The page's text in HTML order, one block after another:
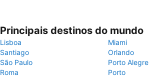
Principais destinos do mundo
Lisboa
Miami
Santiago
Orlando
São Paulo
Porto Alegre
Roma
Porto